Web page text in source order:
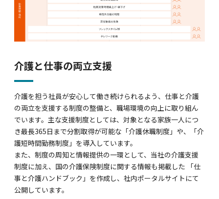
介護と仕事の両立支援
介護を担う社員が安心して働き続けられるよう、仕事と介護
の両立を支援する制度の整備と、職場環境の向上に取り組ん
でいます。主な支援制度としては、対象となる家族一人につ
き最長365日まで分割取得が可能な「介護休職制度」や、「介
護短時間勤務制度」を導入しています。
また、制度の周知と情報提供の一環として、当社の介護支援
制度に加え、国の介護保険制度に関する情報も掲載した 「仕
事と介護ハンドブック」を作成し、社内ポータルサイトにて
公開しています。